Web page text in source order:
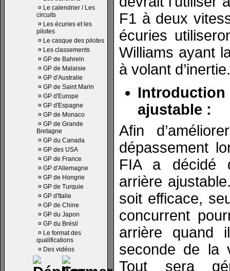
¤ Le calendrier / Les
circuits
¤ Les écuries et les
pilotes
¤ Le casque des pilotes
¤ Les classements
¤ GP de Bahrein
¤ GP de Malaisie
¤ GP d'Australie
¤ GP de Saint Marin
¤ GP d'Europe
¤ GP d'Espagne
¤ GP de Monaco
¤ GP de Grande
Bretagne
¤ GP du Canada
¤ GP des USA
¤ GP de France
¤ GP d'Allemagne
¤ GP de Hongrie
¤ GP de Turquie
¤ GP d'Italie
¤ GP de Chine
¤ GP du Japon
¤ GP du Brésil
¤ Le format des
qualifications
¤ Des vidéos
F1 à deux
écuries
Williams ayant
à volant d’inertie.
ajustable :
Afin
dépassement
FIA a décidé
arrière
soit efficace,
concurrent
arrière quand
seconde de la
Tout sera